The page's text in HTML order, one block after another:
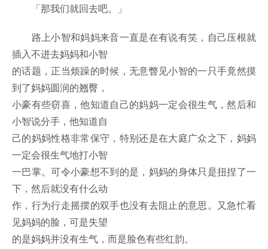
「那我们就回去吧。」
路上小智和妈妈来音一直是在有说有笑，自己压根就
插入不进去妈妈和小智
的话题，正当烦躁的时候，无意瞥见小智的一只手竟然摸
到了妈妈圆润的翘臀，
小豪有些窃喜，他知道自己的妈妈一定会很生气，然后和
小智说分手，他知道自
己的妈妈性格非常保守，特别还是在大庭广众之下，妈妈
一定会很生气地打小智
一巴掌。可令小豪想不到的是，妈妈的身体只是扭捏了一
下，然后就没有什么动
作，行为行走摇摆的双手也没有去阻止的意思。又急忙看
见妈妈的脸，可是失望
的是妈妈并没有生气，而是脸色有些红韵。